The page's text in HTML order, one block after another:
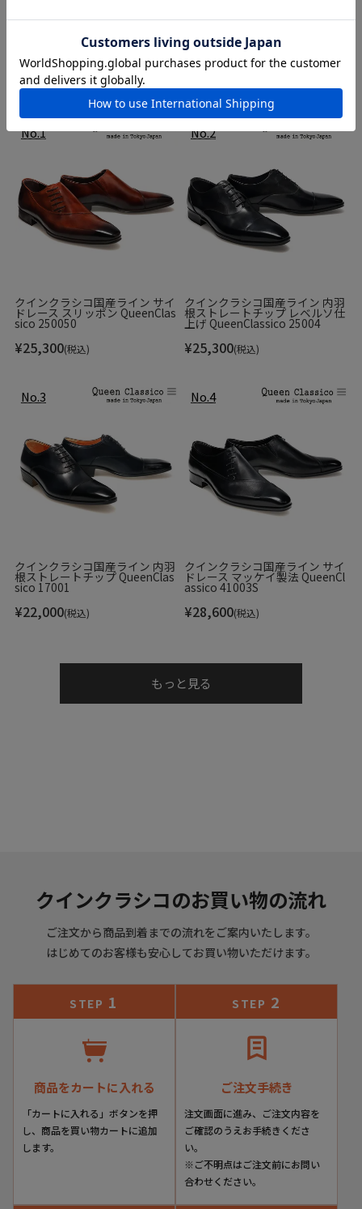
ソフトタンクラバーソールを組み合わせることで、足元に程
よいボリュームを持たせつつ、歩行時の安定感と柔らかなク
ッション性を確保。
ビジネス・カジュアル両方で活躍します。
別。使い込むほどに自分だけの風合いへと育っていき、長く
愛用できる一本となっています。
Color Variation
ブラック
ネイビー
ビジネスシューズ カジュアルシューズ
スニーカー
クインクラシコ国産ライン サイ
ドレース スリッポン QueenClas
sico 250050
¥25,300(税込)
クインクラシコ国産ライン 内羽
根ストレートチップ レベルソ仕
上げ QueenClassico 25004
¥25,300(税込)
クインクラシコ国産ライン 内羽
根ストレートチップ QueenClas
sico 17001
¥22,000(税込)
クインクラシコ国産ライン サイ
ドレース マッケイ製法 QueenCl
assico 41003S
¥28,600(税込)
もっと見る
クインクラシコのお買い物の流れ
ご注文から商品到着までの流れをご案内いたします。
はじめてのお客様も安心してお買い物いただけます。
STEP 1
商品をカートに入れる
「カートに入れる」ボタンを押
し、商品を買い物カートに追加
します。
STEP 2
ご注文手続き
注文画面に進み、ご注文内容を
ご確認のうえお手続きくださ
い。
※ご不明点はご注文前にお問い
合わせください。